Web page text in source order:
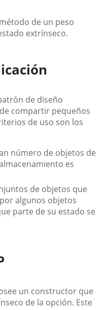
de un peso
extrínseco.
de diseño
compartir pequeños
de uso son los
número de objetos de
es
de objetos que
algunos objetos
parte de su estado se
un constructor que
de la opción. Este